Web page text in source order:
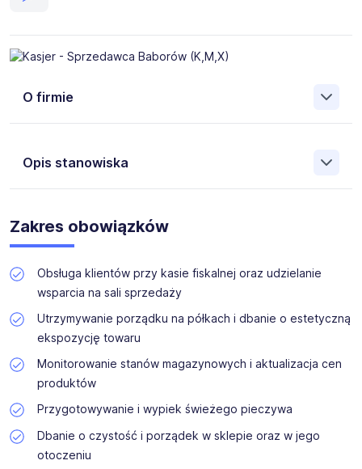
O firmie
niepełnosprawne na różnych stanowiskach. Zatrudnianie
osób z niepełnosprawnościami oraz promowanie ich
powodzeniem realizujemy od wielu lat.
Opis stanowiska
poszukujemy kandydatów z
niepełnosprawności, na stanowisko
Sprzedawcy (K,M) w Baborowie
Zakres obowiązków
Obsługa klientów przy kasie fiskalnej oraz udzielanie
wsparcia na sali sprzedaży
Utrzymywanie porządku na półkach i dbanie o estetyczną
ekspozycję towaru
Monitorowanie stanów magazynowych i aktualizacja cen
produktów
Przygotowywanie i wypiek świeżego pieczywa
Dbanie o czystość i porządek w sklepie oraz w jego
otoczeniu